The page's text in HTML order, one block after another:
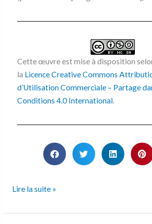
Cette œuvre est mise à disposition
la Licence Creative Commons
d’Utilisation Commerciale – Partage
Conditions 4.0 International.
Lire la suite »